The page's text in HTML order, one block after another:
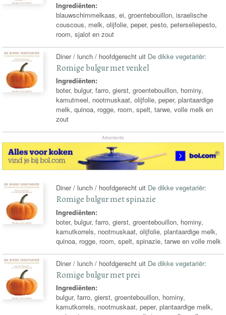
Ingrediënten:
blauwschimmelkaas, ei, groentebouillon, israelische
couscous, melk, olijfolie, peper, pesto, peterseliepesto,
room, sjalot en zout
Diner / lunch / hoofdgerecht uit De dikke vegetariër:
Romige bulgur met venkel
Ingrediënten:
boter, bulgur, farro, gierst, groentebouillon, hominy,
kamutmeel, nootmuskaat, olijfolie, peper, plantaardige
melk, quinoa, rogge, room, spelt, tarwe, volle melk en
zout
Advertentie
Diner / lunch / hoofdgerecht uit De dikke vegetariër:
Romige bulgur met spinazie
Ingrediënten:
boter, bulgur, farro, gierst, groentebouillon, hominy,
kamutkorrels, nootmuskaat, olijfolie, plantaardige melk,
quinoa, rogge, room, spelt, spinazie, tarwe en volle melk
Diner / lunch / hoofdgerecht uit De dikke vegetariër:
Romige bulgur met prei
Ingrediënten:
bulgur, farro, gierst, groentebouillon, hominy,
kamutkorrels, nootmuskaat, peper, plantaardige melk,